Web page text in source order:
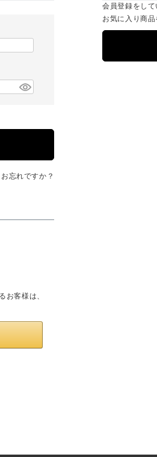
忘れですか？
お客様は、
会員登録をして
お気に入り商